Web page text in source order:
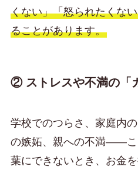
くない」「怒られたくな
ることがあります。
② ストレスや不満の「
学校でのつらさ、家庭内
の嫉妬、親への不満——こ
葉にできないとき、お金